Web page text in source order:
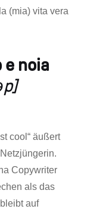
(mia) vita vera
e noia
cool“ äußert
Copywriter
als das
auf